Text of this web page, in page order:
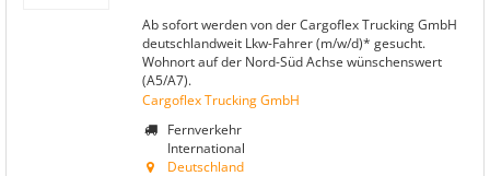
Ab sofort werden von der Cargoflex Trucking GmbH
deutschlandweit Lkw-Fahrer (m/w/d)* gesucht.
Wohnort auf der Nord-Süd Achse wünschenswert
(A5/A7).
Cargoflex Trucking GmbH
Fernverkehr
International
Deutschland